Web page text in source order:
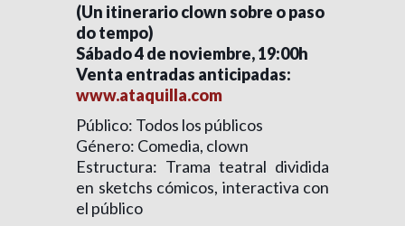
(Un itinerario clown sobre o paso
do tempo)
Sábado 4 de noviembre, 19:00h
Venta entradas anticipadas:
www.ataquilla.com
Público: Todos los públicos
Género: Comedia, clown
Estructura: Trama teatral dividida
en sketchs cómicos, interactiva con
el público